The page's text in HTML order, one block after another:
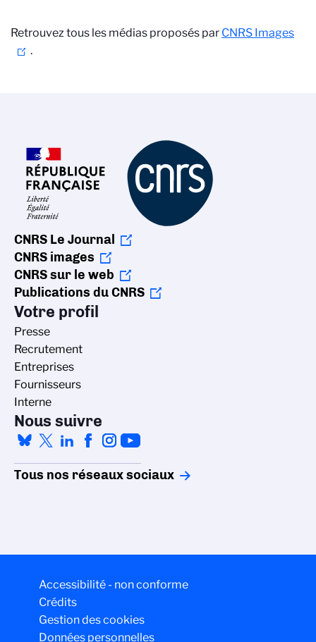
Retrouvez tous les médias proposés par CNRS Images
.
CNRS Le Journal
CNRS images
CNRS sur le web
Publications du CNRS
Votre profil
Presse
Recrutement
Entreprises
Fournisseurs
Interne
Nous suivre
Tous nos réseaux sociaux
Accessibilité - non conforme
Crédits
Gestion des cookies
Données personnelles